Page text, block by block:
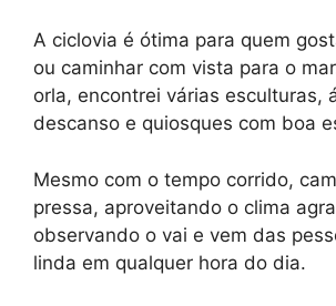
A ciclovia é ótima para quem
ou caminhar com vista para o
orla, encontrei várias esculturas,
descanso e quiosques com boa
Mesmo com o tempo corrido,
pressa, aproveitando o clima
observando o vai e vem das
linda em qualquer hora do dia.